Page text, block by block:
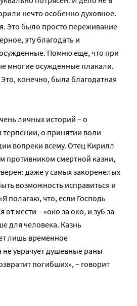
нечто особенно духовное.
Это было просто переживание
эту благодать и
Помню еще, что при
многие осужденные плакали.
конечно, была благодатная
личных историй – о
о принятии воли
вопреки всему. Отец Кирилл
противником смертной казни,
даже у самых закоренелых
возможность исправиться и
полагаю, что, если Господь
от мести – «око за око, и зуб за
для человека. Казнь
лишь временное
уврачует душевные раны
погибших», – говорит